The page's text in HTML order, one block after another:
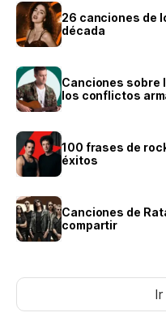
26 canciones de
década
Canciones sobre
los conflictos
100 frases de
éxitos
Canciones de
compartir